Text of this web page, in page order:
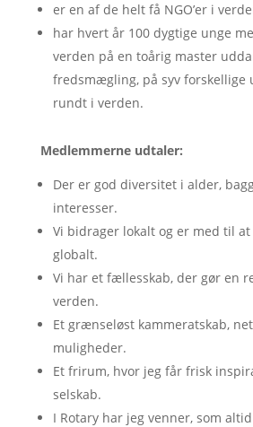
er en af de helt få NGO’er i
har hvert år 100 dygtige unge
verden på en toårig master
fredsmægling, på syv forskellige
rundt i verden.
Medlemmerne udtaler:
Der er god diversitet i alder,
interesser.
Vi bidrager lokalt og er med til
globalt.
Vi har et fællesskab, der gør en
verden.
Et grænseløst kammeratskab,
muligheder.
Et frirum, hvor jeg får frisk
selskab.
I Rotary har jeg venner, som